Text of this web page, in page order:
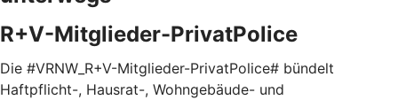
R+V-Mitglieder-PrivatPolice
Die #VRNW_R+V-Mitglieder-PrivatPolice# bündelt
Haftpflicht-, Hausrat-, Wohngebäude- und